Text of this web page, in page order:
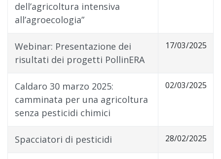
dell’agricoltura intensiva
all’agroecologia”
Webinar: Presentazione dei
risultati dei progetti PollinERA
17/03/2025
Caldaro 30 marzo 2025:
camminata per una agricoltura
senza pesticidi chimici
02/03/2025
Spacciatori di pesticidi 28/02/2025